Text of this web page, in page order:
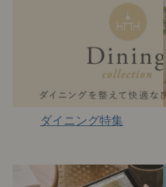
ダイニング特集